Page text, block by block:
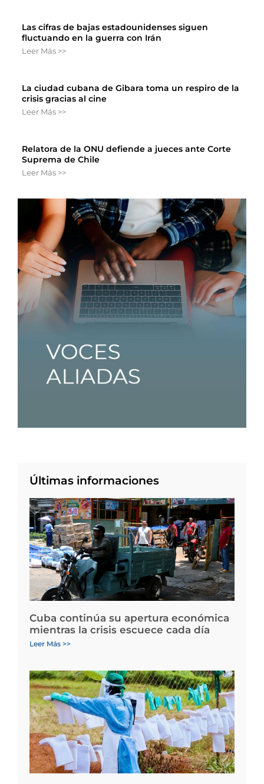
Las cifras de bajas estadounidenses siguen
fluctuando en la guerra con Irán
Leer Más >>
La ciudad cubana de Gibara toma un respiro de la
crisis gracias al cine
Leer Más >>
Relatora de la ONU defiende a jueces ante Corte
Suprema de Chile
Leer Más >>
Últimas informaciones
Cuba continúa su apertura económica
mientras la crisis escuece cada día
Leer Más >>